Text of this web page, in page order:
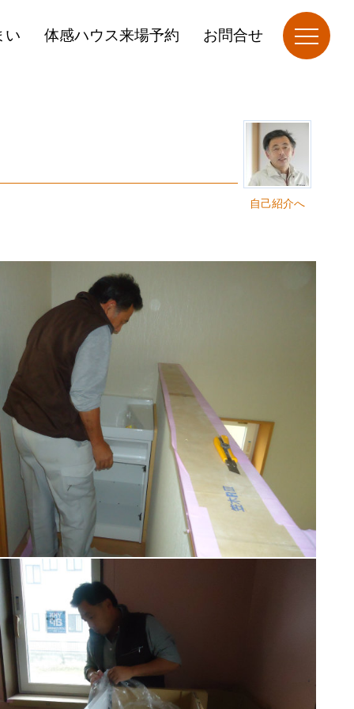
い 体感ハウス来場予約 お問合せ
自己紹介へ